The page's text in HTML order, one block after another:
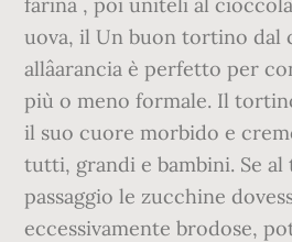
uova, il Un buon tortino dal
allâarancia è perfetto per
più o meno formale. Il
il suo cuore morbido e
tutti, grandi e bambini. Se
passaggio le zucchine
eccessivamente brodose,